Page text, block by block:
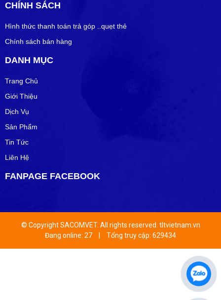
CHÍNH SÁCH
Hình thức thanh toán trả góp ..quẹt thẻ
Chính sách bán hàng
DANH MỤC
Trang Chủ
Giới Thiệu
Dịch Vụ
Sản Phẩm
Tin Tức
Liên Hệ
FANPAGE FACEBOOK
© Copyright SACOMVET. All rights reserved. tltvietnam.vn
Đang online: 27
Tổng truy cập: 629434